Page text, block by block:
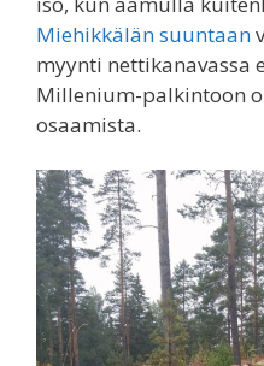
Miehikkälän suuntaan
myynti nettikanavassa
Millenium-palkintoon
osaamista.